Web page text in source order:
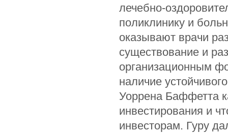
лечебно-
поликлинику и
оказывают врачи
существование и
организационным
наличие
Уоррена Баффетта
инвестирования и
инвесторам. Гуру